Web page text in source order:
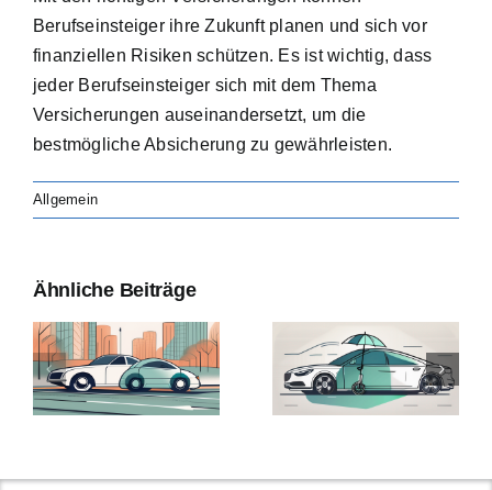
Berufseinsteiger ihre Zukunft planen und sich vor
finanziellen Risiken schützen. Es ist wichtig, dass
jeder Berufseinsteiger sich mit dem Thema
Versicherungen auseinandersetzt, um die
bestmögliche Absicherung zu gewährleisten.
Allgemein
Ähnliche Beiträge